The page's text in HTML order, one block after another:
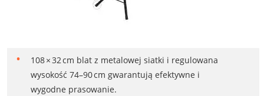
108 × 32 cm blat z metalowej siatki i regulowana
wysokość 74–90 cm gwarantują efektywne i
wygodne prasowanie.